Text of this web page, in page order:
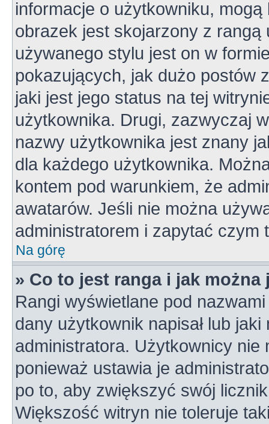
informacje o użytkowniku,
obrazek jest skojarzony z
używanego stylu jest on w
pokazujących, jak dużo postów
jaki jest jego status na tej
użytkownika. Drugi, zazwyczaj
nazwy użytkownika jest znany
dla każdego użytkownika.
kontem pod warunkiem, że
awatarów. Jeśli nie można
administratorem i zapytać czym
Na górę
» Co to jest ranga i jak można
Rangi wyświetlane pod
dany użytkownik napisał lub
administratora. Użytkownicy
ponieważ ustawia je
po to, aby zwiększyć swój
Większość witryn nie toleruje